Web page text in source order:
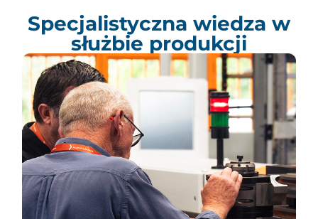
Specjalistyczna wiedza w
służbie produkcji